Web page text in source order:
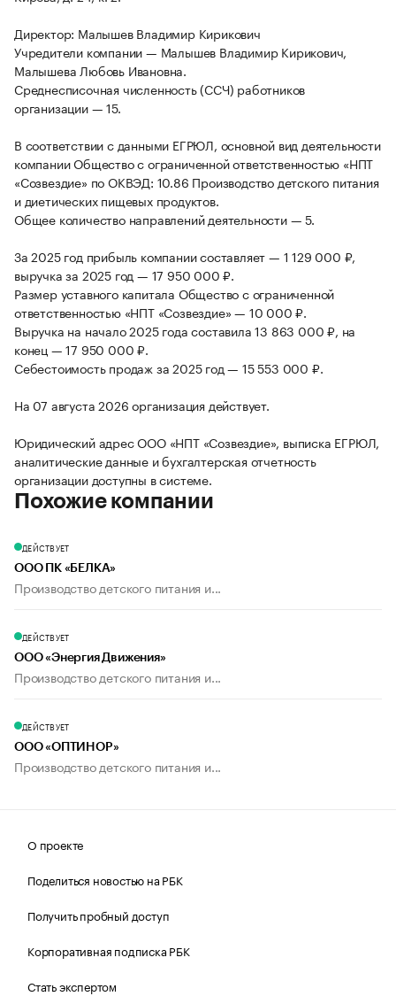
Директор: Малышев Владимир Кирикович
Учредители компании — Малышев Владимир Кирикович,
Малышева Любовь Ивановна.
Среднесписочная численность (ССЧ) работников
организации — 15.
В соответствии с данными ЕГРЮЛ, основной вид деятельности
компании Общество с ограниченной ответственностью «НПТ
«Созвездие» по ОКВЭД: 10.86 Производство детского питания
и диетических пищевых продуктов.
Общее количество направлений деятельности — 5.
За 2025 год прибыль компании составляет — 1 129 000 ₽,
выручка за 2025 год — 17 950 000 ₽.
Размер уставного капитала Общество с ограниченной
ответственностью «НПТ «Созвездие» — 10 000 ₽.
Выручка на начало 2025 года составила 13 863 000 ₽, на
конец — 17 950 000 ₽.
Себестоимость продаж за 2025 год — 15 553 000 ₽.
На 07 августа 2026 организация действует.
Юридический адрес ООО «НПТ «Созвездие», выписка ЕГРЮЛ,
аналитические данные и бухгалтерская отчетность
организации доступны в системе.
Похожие компании
ДЕЙСТВУЕТ
ООО ПК «БЕЛКА»
Производство детского питания и...
ДЕЙСТВУЕТ
ООО «Энергия Движения»
Производство детского питания и...
ДЕЙСТВУЕТ
ООО «ОПТИНОР»
Производство детского питания и...
О проекте
Поделиться новостью на РБК
Получить пробный доступ
Корпоративная подписка РБК
Стать экспертом